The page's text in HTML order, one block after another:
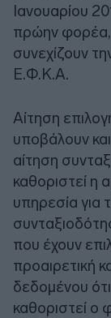
Ιανουαρίου
πρώην φορέα,
συνεχίζουν
Ε.Φ.Κ.Α.
Αίτηση
υποβάλουν
αίτηση
καθοριστεί η
υπηρεσία για
που έχουν
προαιρετική
δεδομένου
καθοριστεί ο